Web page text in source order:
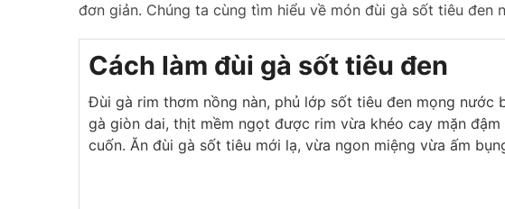
đơn giản. Chúng ta cùng tìm hiểu về món đùi gà sốt tiêu đen
Cách làm đùi gà sốt tiêu đen
Đùi gà rim thơm nồng nàn, phủ lớp sốt tiêu đen mọng nước
gà giòn dai, thịt mềm ngọt được rim vừa khéo cay mặn đậm
cuốn. Ăn đùi gà sốt tiêu mới lạ, vừa ngon miệng vừa ấm